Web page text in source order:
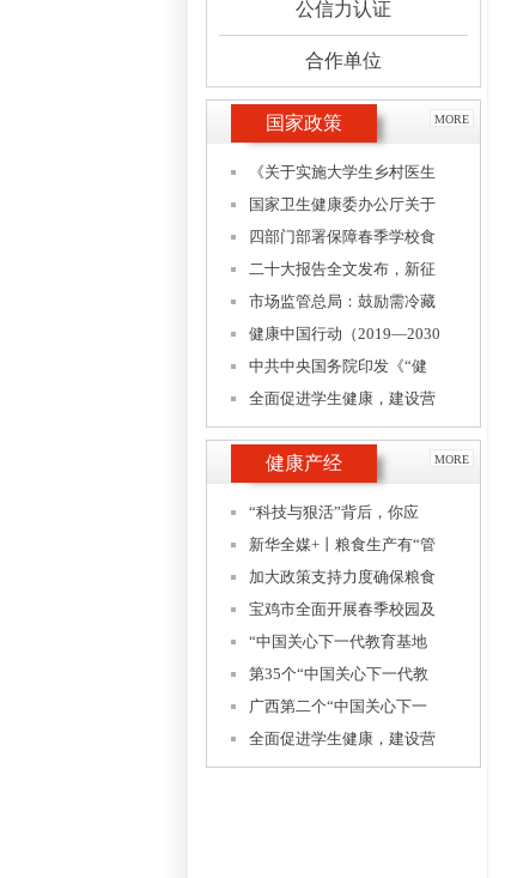
公信力认证
合作单位
国家政策 MORE
《关于实施大学生乡村医生
国家卫生健康委办公厅关于
四部门部署保障春季学校食
二十大报告全文发布，新征
市场监管总局：鼓励需冷藏
健康中国行动（2019—2030
中共中央国务院印发《“健
全面促进学生健康，建设营
健康产经 MORE
“科技与狠活”背后，你应
新华全媒+丨粮食生产有“管
加大政策支持力度确保粮食
宝鸡市全面开展春季校园及
“中国关心下一代教育基地
第35个“中国关心下一代教
广西第二个“中国关心下一
全面促进学生健康，建设营